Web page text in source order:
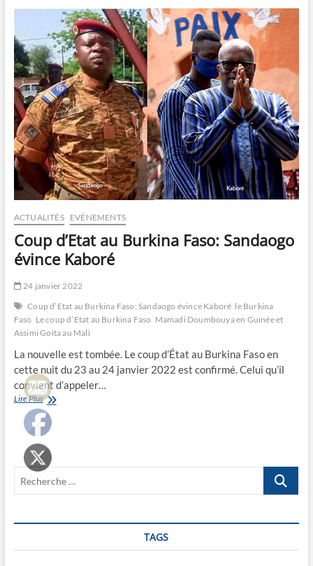
n
ACTUALITÉS EVÉNEMENTS
Coup d’Etat au Burkina Faso: Sandaogo
évince Kaboré
24 janvier 2022
Coup d’Etat au Burkina Faso: Sandaogo évince Kaboré le Burkina
Faso Le coup d’Etat au Burkina Faso Mamadi Doumbouya en Guinée et
Assimi Goïta au Mali
La nouvelle est tombée. Le coup d’État au Burkina Faso en
cette nuit du 23 au 24 janvier 2022 est confirmé. Celui qu’il
convient d’appeler…
Lire PlusCoup
d’Etat
au
Burkina
Faso:
Sandaogo
évince
Kaboré
Recherche
TAGS